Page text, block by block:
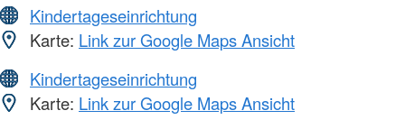
Kindertageseinrichtung
Karte: Link zur Google Maps Ansicht
Kindertageseinrichtung
Karte: Link zur Google Maps Ansicht